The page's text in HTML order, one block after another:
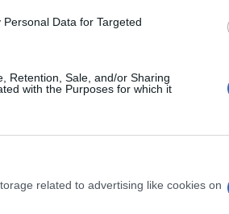
Data for Targeted
Retention, Sale, and/or Sharing
with the Purposes for which it
related to advertising like cookies on